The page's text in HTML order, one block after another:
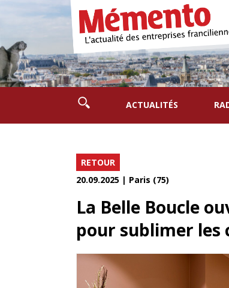
ACTUALITÉS
RETOUR
20.09.2025 | Paris (75)
La Belle Boucle
pour sublimer les